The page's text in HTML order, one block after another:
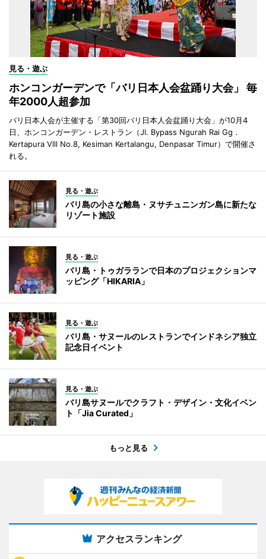
見る・遊ぶ
ホンコンガーデンで「バリ日本人会盆踊り大会」 毎
年2000人超参加
バリ日本人会が主催する「第30回バリ日本人会盆踊り大会」が10月4
日、ホンコンガーデン・レストラン（Jl. Bypass Ngurah Rai Gg．
Kertapura Vlll No.8, Kesiman Kertalangu, Denpasar Timur）で開催さ
れる。
見る・遊ぶ
バリ島の小さな離島・ヌサチュニンガン島に新たな
リゾート施設
見る・遊ぶ
バリ島・トゥガラランで日本のプロジェクションマ
ッピング「HIKARIA」
見る・遊ぶ
バリ島・サヌールのレストランでインドネシア独立
記念日イベント
見る・遊ぶ
バリ島サヌールでクラフト・デザイン・文化イベン
ト「Jia Curated」
もっと見る
アクセスランキング